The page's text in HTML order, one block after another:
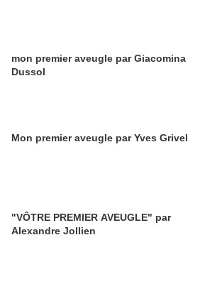
mon premier aveugle par Giacomina
Dussol
Mon premier aveugle par Yves Grivel
"VÔTRE PREMIER AVEUGLE" par
Alexandre Jollien